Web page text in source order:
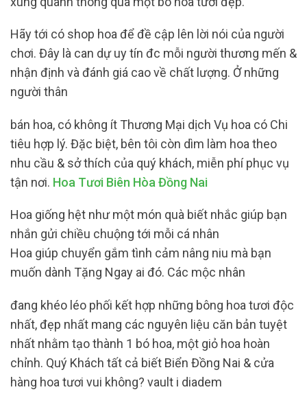
Hãy tới có shop hoa để đề cập lên lời nói của người
chơi. Đây là can dự uy tín đc mỗi người thương mến &
nhận định và đánh giá cao về chất lượng. Ở những
người thân
bán hoa, có không ít Thương Mại dịch Vụ hoa có Chi
tiêu hợp lý. Đặc biệt, bên tôi còn dìm làm hoa theo
nhu cầu & sở thích của quý khách, miễn phí phục vụ
tận nơi. Hoa Tươi Biên Hòa Đồng Nai
Hoa giống hệt như một món quà biết nhắc giúp bạn
nhắn gửi chiều chuộng tới mỗi cá nhân
Hoa giúp chuyển gắm tình cảm nâng niu mà bạn
muốn dành Tặng Ngay ai đó. Các mộc nhân
đang khéo léo phối kết hợp những bông hoa tươi độc
nhất, đẹp nhất mang các nguyên liệu căn bản tuyệt
nhất nhằm tạo thành 1 bó hoa, một giỏ hoa hoàn
chỉnh. Quý Khách tất cả biết Biển Đồng Nai & cửa
hàng hoa tươi vui không? vault i diadem